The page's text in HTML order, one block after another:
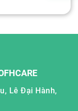
Lê Đại Hành,